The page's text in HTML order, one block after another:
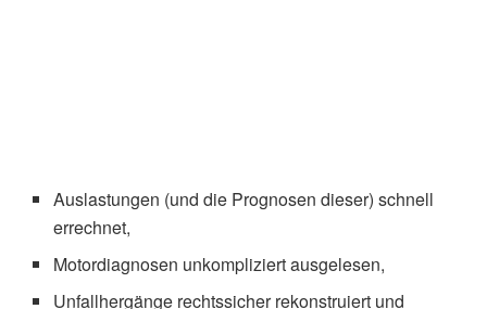
Auslastungen (und die Prognosen dieser) schnell
errechnet,
Motordiagnosen unkompliziert ausgelesen,
Unfallhergänge rechtssicher rekonstruiert und